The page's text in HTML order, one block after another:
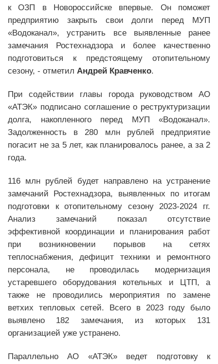
к ОЗП в Новороссийске впервые. Он поможет
предприятию закрыть свои долги перед МУП
«Водоканал», устранить все выявленные ранее
замечания Ростехнадзора и более качественно
подготовиться к предстоящему отопительному
сезону, - отметил Андрей Кравченко.
При содействии главы города руководством АО
«АТЭК» подписано соглашение о реструктуризации
долга, накопленного перед МУП «Водоканал».
Задолженность в 280 млн рублей предприятие
погасит не за 5 лет, как планировалось ранее, а за 2
года.
116 млн рублей будет направлено на устранение
замечаний Ростехнадзора, выявленных по итогам
подготовки к отопительному сезону 2023-2024 гг.
Анализ замечаний показал отсутствие
эффективной координации и планирования работ
при возникновении порывов на сетях
теплоснабжения, дефицит техники и ремонтного
персонала, не проводилась модернизация
устаревшего оборудования котельных и ЦТП, а
также не проводились мероприятия по замене
ветхих тепловых сетей. Всего в 2023 году было
выявлено 182 замечания, из которых 131
организацией уже устранено.
Параллельно АО «АТЭК» ведет подготовку к